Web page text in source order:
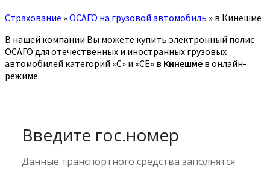
Страхование »ОСАГО на грузовой автомобиль » в Кинешме
В нашей компании Вы можете купить электронный полис
ОСАГО для отечественных и иностранных грузовых
автомобилей категорий «C» и «CE» в Кинешме в онлайн-
режиме.